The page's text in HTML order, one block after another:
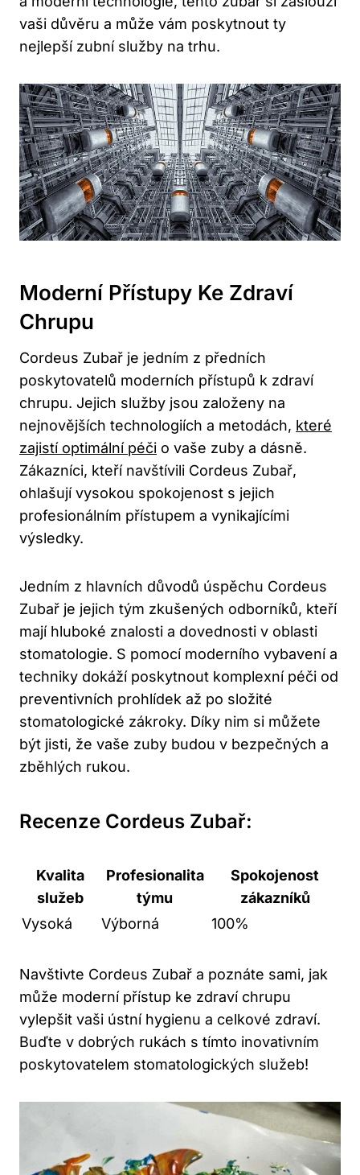
vaši důvěru a může vám poskytnout ty
nejlepší zubní služby na trhu.
Moderní Přístupy Ke Zdraví
Chrupu
Cordeus Zubař je jedním z předních
poskytovatelů moderních přístupů k zdraví
chrupu. Jejich služby jsou založeny na
nejnovějších technologiích a metodách, které
zajistí optimální péči o vaše zuby a dásně.
Zákazníci, kteří navštívili Cordeus Zubař,
ohlašují vysokou spokojenost s jejich
profesionálním přístupem a vynikajícími
výsledky.
Jedním z hlavních důvodů úspěchu Cordeus
Zubař je jejich tým zkušených odborníků, kteří
mají hluboké znalosti a dovednosti v oblasti
stomatologie. S pomocí moderního vybavení a
techniky dokáží poskytnout komplexní péči od
preventivních prohlídek až po složité
stomatologické zákroky. Díky nim si můžete
být jisti, že vaše zuby budou v bezpečných a
zběhlých rukou.
Recenze Cordeus Zubař:
Kvalita
služeb
Profesionalita
týmu
Spokojenost
zákazníků
Vysoká
Výborná 100%
Navštivte Cordeus Zubař a poznáte sami, jak
může moderní přístup ke zdraví chrupu
vylepšit vaši ústní hygienu a celkové zdraví.
Buďte v dobrých rukách s tímto inovativním
poskytovatelem stomatologických služeb!